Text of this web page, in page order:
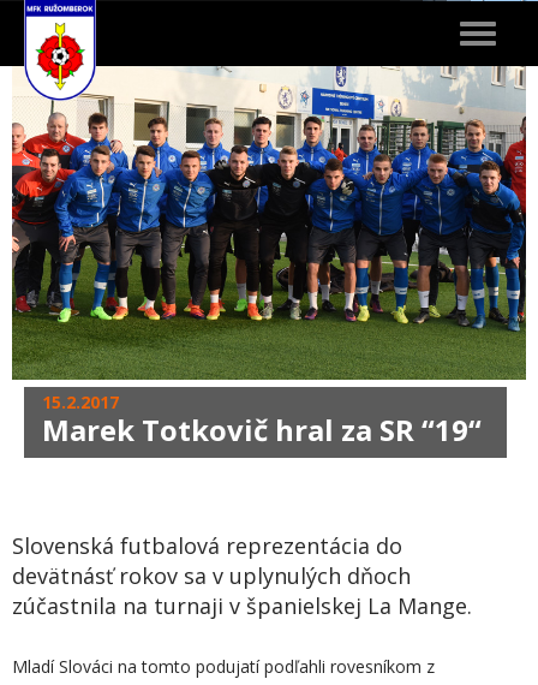
Toggle
15.2.2017
Marek Totkovič hral za SR “19“
Slovenská futbalová reprezentácia do
devätnásť rokov sa v uplynulých dňoch
zúčastnila na turnaji v španielskej La Mange.
Mladí Slováci na tomto podujatí podľahli rovesníkom z